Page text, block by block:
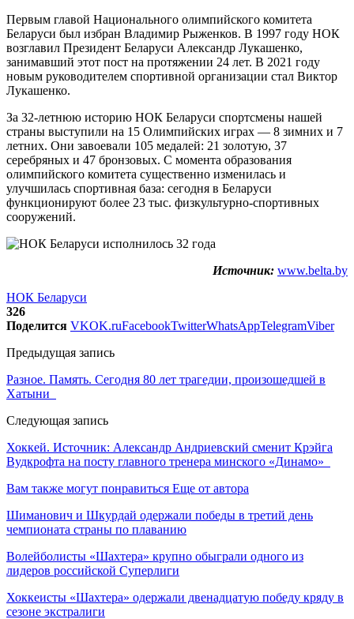
Первым главой Национального олимпийского комитета
Беларуси был избран Владимир Рыженков. В 1997 году НОК
возглавил Президент Беларуси Александр Лукашенко,
занимавший этот пост на протяжении 24 лет. В 2021 году
новым руководителем спортивной организации стал Виктор
Лукашенко.
За 32-летнюю историю НОК Беларуси спортсмены нашей
страны выступили на 15 Олимпийских играх — 8 зимних и 7
летних. Они завоевали 105 медалей: 21 золотую, 37
серебряных и 47 бронзовых. С момента образования
олимпийского комитета существенно изменилась и
улучшилась спортивная база: сегодня в Беларуси
функционируют более 23 тыс. физкультурно-спортивных
сооружений.
Источник: www.belta.by
НОК Беларуси
326
Поделится VKOK.ruFacebookTwitterWhatsAppTelegramViber
Предыдущая запись
Разное. Память. Сегодня 80 лет трагедии, произошедшей в
Хатыни
Следующая запись
Хоккей. Источник: Александр Андриевский сменит Крэйга
Вудкрофта на посту главного тренера минского «Динамо»
Вам также могут понравиться Еще от автора
Шиманович и Шкурдай одержали победы в третий день
чемпионата страны по плаванию
Волейболисты «Шахтера» крупно обыграли одного из
лидеров российской Суперлиги
Хоккеисты «Шахтера» одержали двенадцатую победу кряду в
сезоне экстралиги